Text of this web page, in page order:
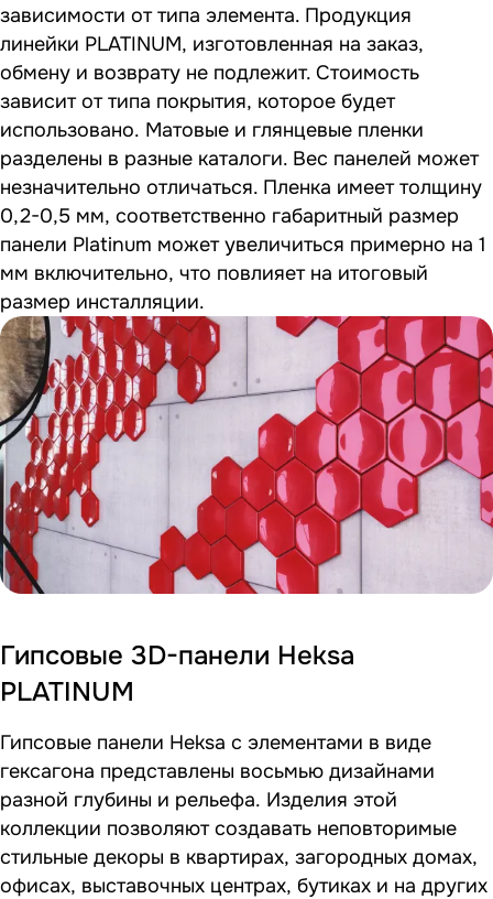
зависимости от типа элемента. Продукция
линейки PLATINUM, изготовленная на заказ,
обмену и возврату не подлежит. Стоимость
зависит от типа покрытия, которое будет
использовано. Матовые и глянцевые пленки
разделены в разные каталоги. Вес панелей может
незначительно отличаться. Пленка имеет толщину
0,2-0,5 мм, соответственно габаритный размер
панели Platinum может увеличиться примерно на 1
мм включительно, что повлияет на итоговый
размер инсталляции.
Гипсовые 3D-панели Heksa
PLATINUM
Гипсовые панели Heksa с элементами в виде
гексагона представлены восьмью дизайнами
разной глубины и рельефа. Изделия этой
коллекции позволяют создавать неповторимые
стильные декоры в квартирах, загородных домах,
офисах, выставочных центрах, бутиках и на других